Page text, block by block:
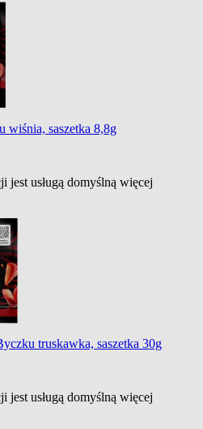
wiśnia, saszetka 8,8g
jest usługą domyślną więcej
truskawka, saszetka 30g
jest usługą domyślną więcej